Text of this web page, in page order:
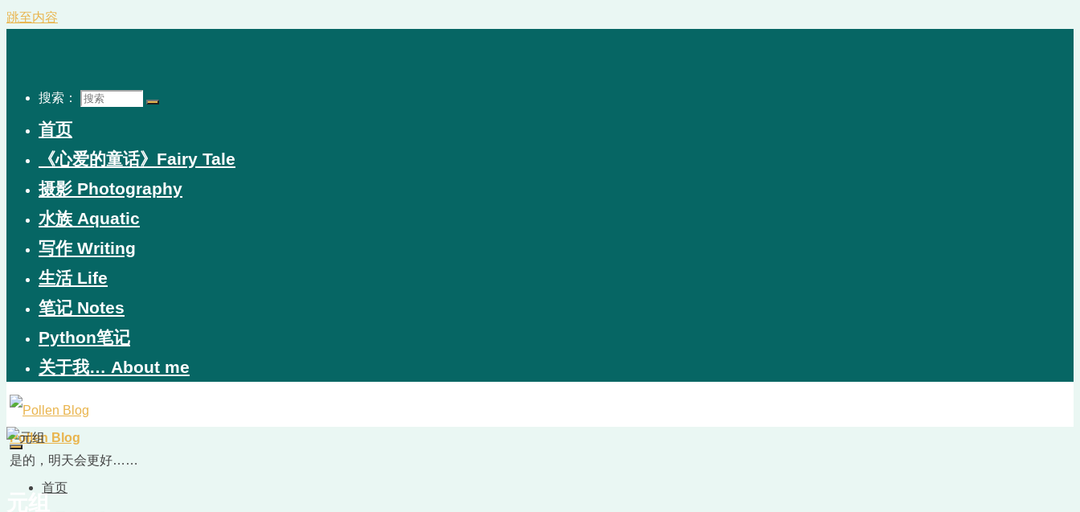
跳至内容
搜索：
首页
《心爱的童话》Fairy Tale
摄影 Photography
水族 Aquatic
写作 Writing
生活 Life
笔记 Notes
Python笔记
关于我… About me
Pollen Blog
是的，明天会更好……
首页